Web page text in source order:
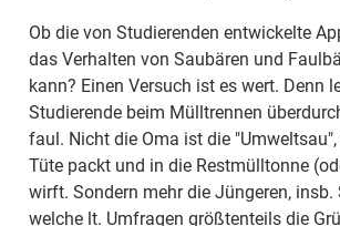
Ob die von Studierenden entwickelte
das Verhalten von Saubären und
kann? Einen Versuch ist es wert. Denn
Studierende beim Mülltrennen
faul. Nicht die Oma ist die
Tüte packt und in die Restmülltonne
wirft. Sondern mehr die Jüngeren, insb.
welche lt. Umfragen größtenteils die